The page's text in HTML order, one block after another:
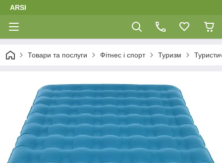
ARSI
Товари та послуги Фітнес і спорт Туризм